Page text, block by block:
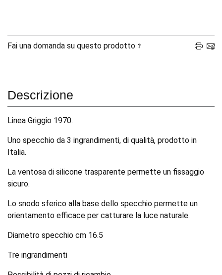
Fai una domanda su questo prodotto
Descrizione
Linea Griggio 1970.
Uno specchio da 3 ingrandimenti, di qualità, prodotto in
Italia.
La ventosa di silicone trasparente permette un fissaggio
sicuro.
Lo snodo sferico alla base dello specchio permette un
orientamento efficace per catturare la luce naturale.
Diametro specchio cm 16.5
Tre ingrandimenti